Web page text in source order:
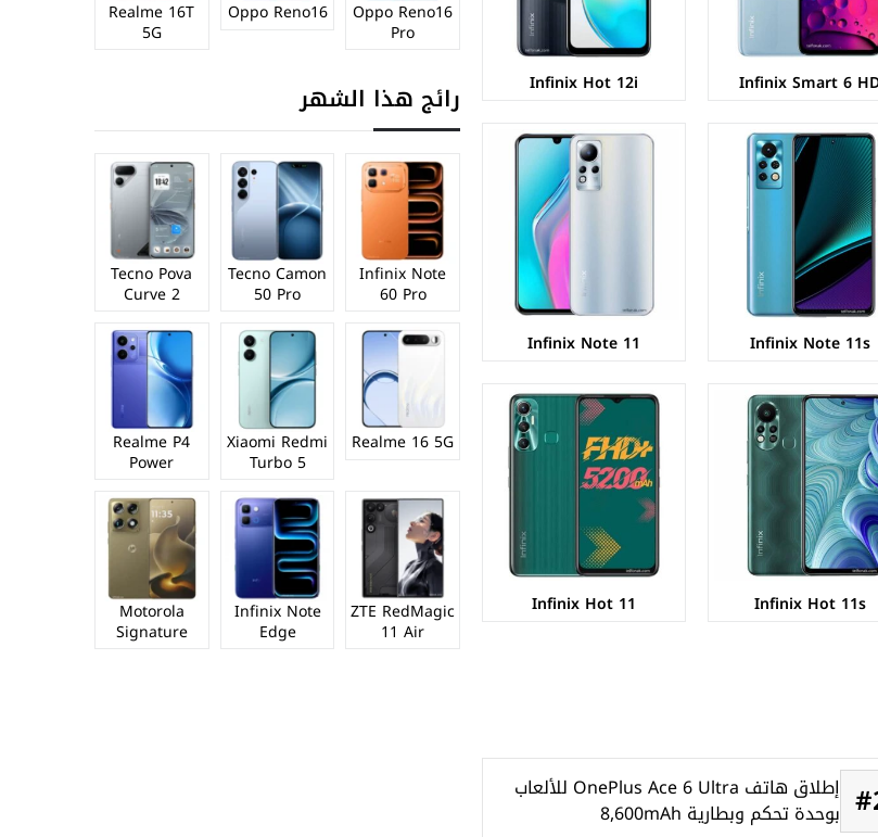
Infinix Smart 6
Infinix Hot 12i
Infinix Note 11s
5000 ملي أمبير - 33 واط
المواصفات ←
Infinix Note 11
البطارية:5000 ملي أمبير - 33 واط
عرض المواصفات ←
Infinix Hot 11s
خلفية 50+2+QVGA م.ب/ امامية 8 م.ب.
64/128 + 4/6 جيجابايت.
التشغيل:Android 11
5000 ملي امبير
المواصفات ←
Infinix Hot 11
عرض المواصفات ←
إطلاق هاتف OnePlus Ace 6 Ultra للألعاب
بوحدة تحكم وبطارية 8,600mAh
Oppo Reno16
Pro
Oppo Reno16
Realme 16T
5G
رائج هذا الشهر
Infinix Note
60 Pro
Tecno Camon
50 Pro
Tecno Pova
Curve 2
Realme 16 5G
Xiaomi Redmi
Turbo 5
Realme P4
Power
ZTE RedMagic
11 Air
Infinix Note
Edge
Motorola
Signature